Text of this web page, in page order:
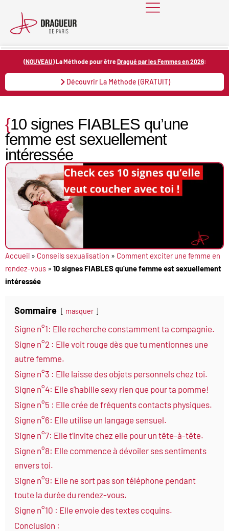
content
(NOUVEAU) La Méthode pour être Dragué par les Femmes en 2026:
Découvrir La Méthode (GRATUIT)
{10 signes FIABLES qu’une
femme est sexuellement
intéressée
Accueil » Conseils sexualisation » Comment exciter une femme en
rendez-vous » 10 signes FIABLES qu’une femme est sexuellement
intéressée
Sommaire masquer
Signe n°1: Elle recherche constamment ta compagnie.
Signe n°2 : Elle voit rouge dès que tu mentionnes une
autre femme.
Signe n°3 : Elle laisse des objets personnels chez toi.
Signe n°4: Elle s’habille sexy rien que pour ta pomme!
Signe n°5 : Elle crée de fréquents contacts physiques.
Signe n°6: Elle utilise un langage sensuel.
Signe n°7: Elle t’invite chez elle pour un tête-à-tête.
Signe n°8: Elle commence à dévoiler ses sentiments
envers toi.
Signe n°9: Elle ne sort pas son téléphone pendant
toute la durée du rendez-vous.
Signe n°10 : Elle envoie des textes coquins.
Conclusion :